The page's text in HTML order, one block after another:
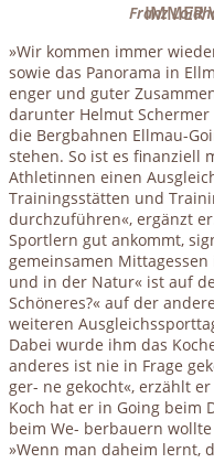
Franz
IMMER
»Wir kommen immer
sowie das Panorama in
enger und guter
darunter Helmut Schermer
die Bergbahnen Ellmau-
stehen. So ist es finanziell
Athletinnen einen
Trainingsstätten und
durchzuführen«, ergänzt
Sportlern gut ankommt,
gemeinsamen
und in der Natur« ist auf
Schöneres?« auf der
weiteren
Dabei wurde ihm das
anderes ist nie in Frage
ger- ne gekocht«, erzählt
Koch hat er in Going beim
beim We- berbauern
»Wenn man daheim lernt,